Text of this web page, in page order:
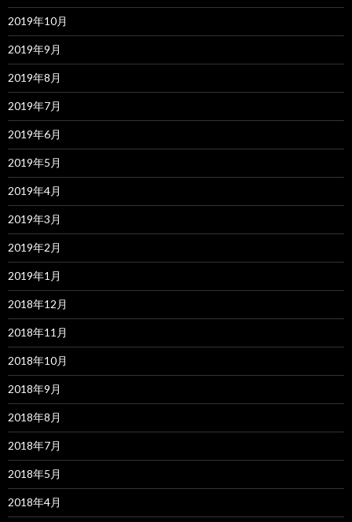
2019年10月
2019年9月
2019年8月
2019年7月
2019年6月
2019年5月
2019年4月
2019年3月
2019年2月
2019年1月
2018年12月
2018年11月
2018年10月
2018年9月
2018年8月
2018年7月
2018年5月
2018年4月